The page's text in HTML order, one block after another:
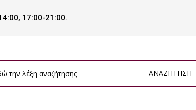
17:00-21:00.
ΑΝΑΖΉΤΗΣΗ